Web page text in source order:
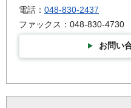
電話： 048-830-2437
ファックス：048-830-4730
お問い